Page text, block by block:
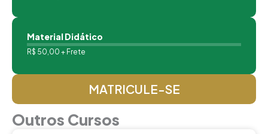
Material Didático
R$ 50,00 + Frete
MATRICULE-SE
Outros Cursos